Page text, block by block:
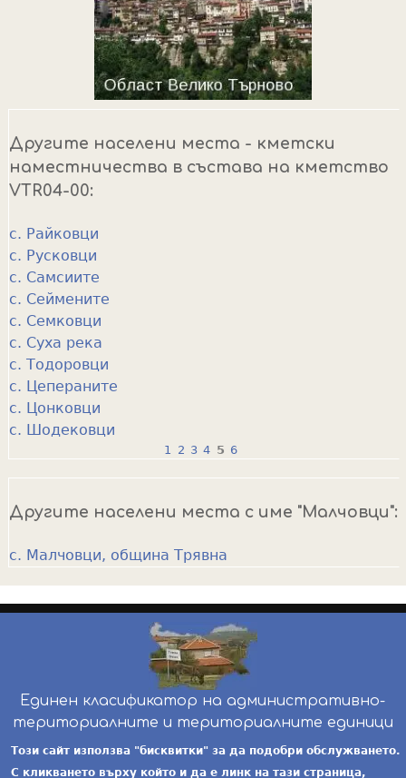
Другите населени места - кметски
наместничества в състава на кметство
VTR04-00:
с. Райковци
с. Русковци
с. Самсиите
с. Сеймените
с. Семковци
с. Суха река
с. Тодоровци
с. Цепераните
с. Цонковци
с. Шодековци
g
e
s
1 2 3 4 5 6
Другите населени места с име "Малчовци":
с. Малчовци, община Трявна
Единен класификатор на административно-
териториалните и териториалните единици
инж. Бойчо Добрев-ekatte.com-условия за
ползване
Този сайт използва "бисквитки" за да подобри обслужването.
С кликването върху който и да е линк на тази страница,